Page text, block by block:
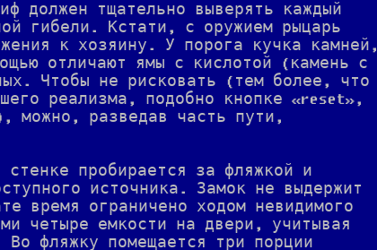
должен тщательно выверять каждый
гибели. Кстати, с оружием рыцарь
к хозяину. У порога кучка камней,
отличают ямы с кислотой (камень с
Чтобы не рисковать (тем более, что
реализма, подобно кнопке «reset»,
можно, разведав часть пути,
пробирается за фляжкой и
источника. Замок не выдержит
время ограничено ходом невидимого
четыре емкости на двери, учитывая
фляжку помещается три порции